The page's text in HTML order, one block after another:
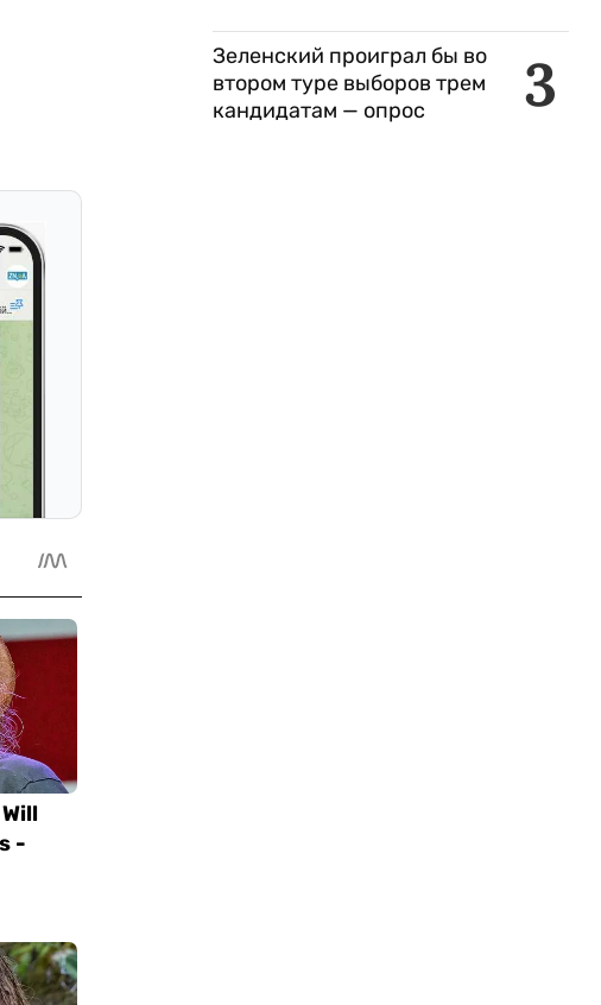
3
Зеленский проиграл бы во
втором туре выборов трем
кандидатам — опрос